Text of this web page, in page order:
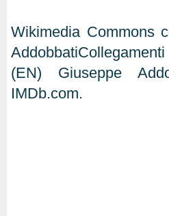
Wikimedia Commons
AddobbatiCollegamenti
(EN) Giuseppe
IMDb.com.